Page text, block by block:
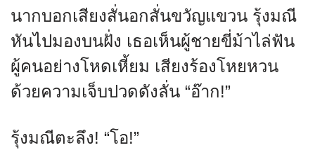
นากบอกเสียงสั่นอกสั่นขวัญแขวน รุ้งมณี
หันไปมองบนฝั่ง เธอเห็นผู้ชายขี่ม้าไล่ฟัน
ผู้คนอย่างโหดเหี้ยม เสียงร้องโหยหวน
ด้วยความเจ็บปวดดังลั่น “อ๊าก!”
รุ้งมณีตะลึง! “โอ!”